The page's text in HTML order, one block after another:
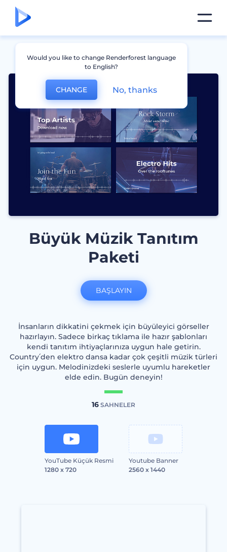
Büyük Müzik Tanıtım
Paketi
İnsanların dikkatini çekmek için büyüleyici görseller
hazırlayın. Sadece birkaç tıklama ile hazır şablonları
kendi tanıtım ihtiyaçlarınıza uygun hale getirin.
Country՛den elektro dansa kadar çok çeşitli müzik türleri
için uygun. Melodinizdeki seslerle uyumlu hareketler
elde edin. Bugün deneyin!
16 SAHNELER
YouTube Küçük Resmi
1280 x 720
Youtube Banner
2560 x 1440
BAŞLAYIN
Would you like to change Renderforest language
to English?
CHANGE No, thanks